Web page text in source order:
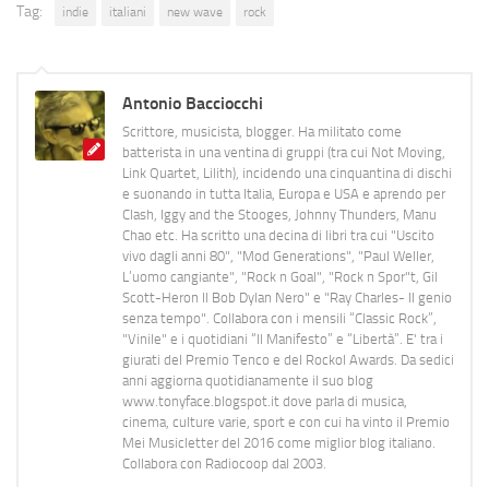
Tag: indie italiani new wave rock
Antonio Bacciocchi
Scrittore, musicista, blogger. Ha militato come
batterista in una ventina di gruppi (tra cui Not Moving,
Link Quartet, Lilith), incidendo una cinquantina di dischi
e suonando in tutta Italia, Europa e USA e aprendo per
Clash, Iggy and the Stooges, Johnny Thunders, Manu
Chao etc. Ha scritto una decina di libri tra cui "Uscito
vivo dagli anni 80", "Mod Generations", "Paul Weller,
L’uomo cangiante", "Rock n Goal", "Rock n Spor"t, Gil
Scott-Heron Il Bob Dylan Nero" e "Ray Charles- Il genio
senza tempo". Collabora con i mensili “Classic Rock”,
"Vinile" e i quotidiani “Il Manifesto” e “Libertà”. E' tra i
giurati del Premio Tenco e del Rockol Awards. Da sedici
anni aggiorna quotidianamente il suo blog
www.tonyface.blogspot.it dove parla di musica,
cinema, culture varie, sport e con cui ha vinto il Premio
Mei Musicletter del 2016 come miglior blog italiano.
Collabora con Radiocoop dal 2003.